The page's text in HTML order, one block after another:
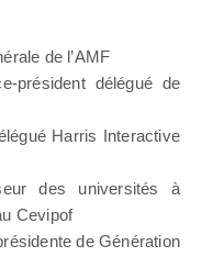
de l’AMF
président délégué de
Harris Interactive
des universités à
Cevipof
de Génération